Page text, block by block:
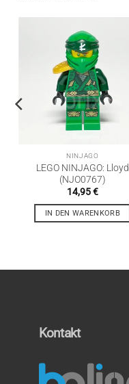
NINJAGO
LEGO NINJAGO: Lloyd
(NJO0767)
14,95€
IN DEN WARENKORB
Kontakt